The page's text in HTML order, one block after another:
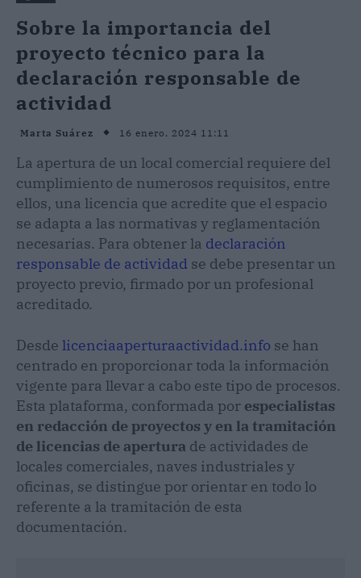
Sobre la importancia del
proyecto técnico para la
declaración responsable de
actividad
Marta Suárez 16 enero, 2024 11:11
La apertura de un local comercial requiere del
cumplimiento de numerosos requisitos, entre
ellos, una licencia que acredite que el espacio
se adapta a las normativas y reglamentación
necesarias. Para obtener la declaración
responsable de actividad se debe presentar un
proyecto previo, firmado por un profesional
acreditado.
Desde licenciaaperturaactividad.info se han
centrado en proporcionar toda la información
vigente para llevar a cabo este tipo de procesos.
Esta plataforma, conformada por especialistas
en redacción de proyectos y en la tramitación
de licencias de apertura de actividades de
locales comerciales, naves industriales y
oficinas, se distingue por orientar en todo lo
referente a la tramitación de esta
documentación.